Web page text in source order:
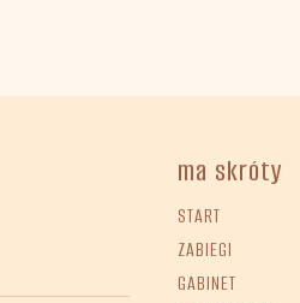
ma skróty
START
ZABIEGI
GABINET